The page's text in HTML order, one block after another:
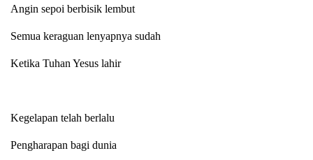
Angin sepoi berbisik lembut
Semua keraguan lenyapnya sudah
Ketika Tuhan Yesus lahir
Kegelapan telah berlalu
Pengharapan bagi dunia